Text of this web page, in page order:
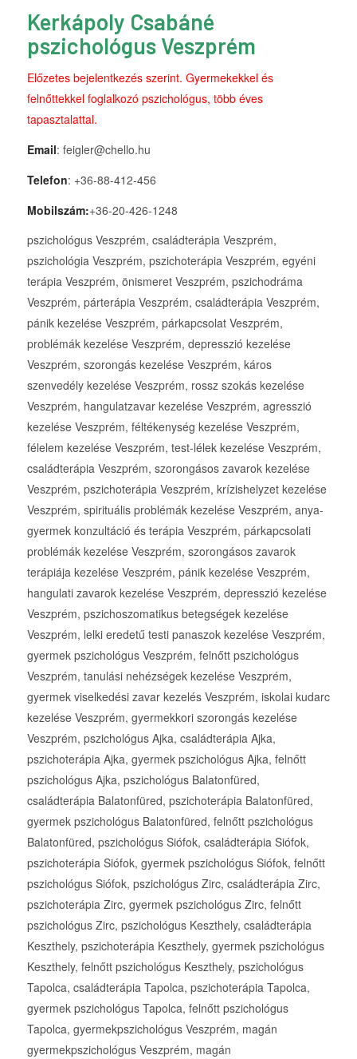
Kerkápoly Csabáné
pszichológus Veszprém
Előzetes bejelentkezés szerint. Gyermekekkel és
felnőttekkel foglalkozó pszichológus, több éves
tapasztalattal.
Email: feigler@chello.hu
Telefon: +36-88-412-456
Mobilszám:+36-20-426-1248
pszichológus Veszprém, családterápia Veszprém,
pszichológia Veszprém, pszichoterápia Veszprém, egyéni
terápia Veszprém, önismeret Veszprém, pszichodráma
Veszprém, párterápia Veszprém, családterápia Veszprém,
pánik kezelése Veszprém, párkapcsolat Veszprém,
problémák kezelése Veszprém, depresszió kezelése
Veszprém, szorongás kezelése Veszprém, káros
szenvedély kezelése Veszprém, rossz szokás kezelése
Veszprém, hangulatzavar kezelése Veszprém, agresszió
kezelése Veszprém, féltékenység kezelése Veszprém,
félelem kezelése Veszprém, test-lélek kezelése Veszprém,
családterápia Veszprém, szorongásos zavarok kezelése
Veszprém, pszichoterápia Veszprém, krízishelyzet kezelése
Veszprém, spirituális problémák kezelése Veszprém, anya-
gyermek konzultáció és terápia Veszprém, párkapcsolati
problémák kezelése Veszprém, szorongásos zavarok
terápiája kezelése Veszprém, pánik kezelése Veszprém,
hangulati zavarok kezelése Veszprém, depresszió kezelése
Veszprém, pszichoszomatikus betegségek kezelése
Veszprém, lelki eredetű testi panaszok kezelése Veszprém,
gyermek pszichológus Veszprém, felnőtt pszichológus
Veszprém, tanulási nehézségek kezelése Veszprém,
gyermek viselkedési zavar kezelés Veszprém, iskolai kudarc
kezelése Veszprém, gyermekkori szorongás kezelése
Veszprém, pszichológus Ajka, családterápia Ajka,
pszichoterápia Ajka, gyermek pszichológus Ajka, felnőtt
pszichológus Ajka, pszichológus Balatonfüred,
családterápia Balatonfüred, pszichoterápia Balatonfüred,
gyermek pszichológus Balatonfüred, felnőtt pszichológus
Balatonfüred, pszichológus Siófok, családterápia Siófok,
pszichoterápia Siófok, gyermek pszichológus Siófok, felnőtt
pszichológus Siófok, pszichológus Zirc, családterápia Zirc,
pszichoterápia Zirc, gyermek pszichológus Zirc, felnőtt
pszichológus Zirc, pszichológus Keszthely, családterápia
Keszthely, pszichoterápia Keszthely, gyermek pszichológus
Keszthely, felnőtt pszichológus Keszthely, pszichológus
Tapolca, családterápia Tapolca, pszichoterápia Tapolca,
gyermek pszichológus Tapolca, felnőtt pszichológus
Tapolca, gyermekpszichológus Veszprém, magán
gyermekpszichológus Veszprém, magán